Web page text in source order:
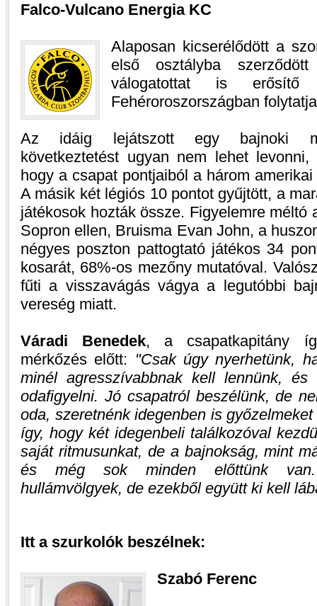
Falco-Vulcano Energia KC
Alaposan kicserélődött a
első osztályba
válogatottat is
Fehéroroszországban
Az idáig lejátszott egy bajnoki
következtetést ugyan nem lehet
hogy a csapat pontjaiból a három
A másik két légiós 10 pontot gyűjtött, a
játékosok hozták össze. Figyelemre méltó
Sopron ellen, Bruisma Evan John, a
négyes poszton pattogtató játékos 34
kosarát, 68%-os mezőny mutatóval.
fűti a visszavágás vágya a legutóbbi
vereség miatt.
Váradi Benedek, a csapatkapitány
mérkőzés előtt:
Csak úgy nyerhetünk,
minél agresszívabbnak kell lennünk, és
odafigyelni. Jó csapatról beszélünk, de
oda, szeretnénk idegenben is
így, hogy két idegenbeli találkozóval
saját ritmusunkat, de a bajnokság, mint
és még sok minden előttünk van.
hullámvölgyek, de ezekből együtt ki kell
Itt a szurkolók beszélnek:
Szabó Ferenc